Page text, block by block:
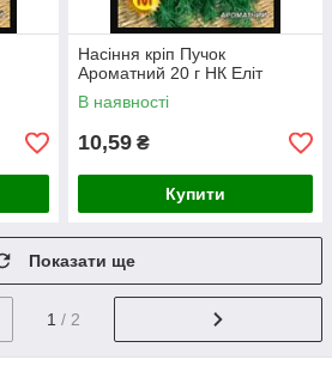
Насіння кріп Пучок
Ароматний 20 г НК Еліт
В наявності
10,59 ₴
Купити
Показати ще
1 / 2